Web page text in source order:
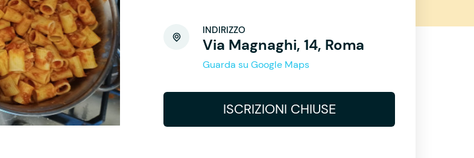
INDIRIZZO
Via Magnaghi, 14, Roma
Guarda su Google Maps
ISCRIZIONI CHIUSE